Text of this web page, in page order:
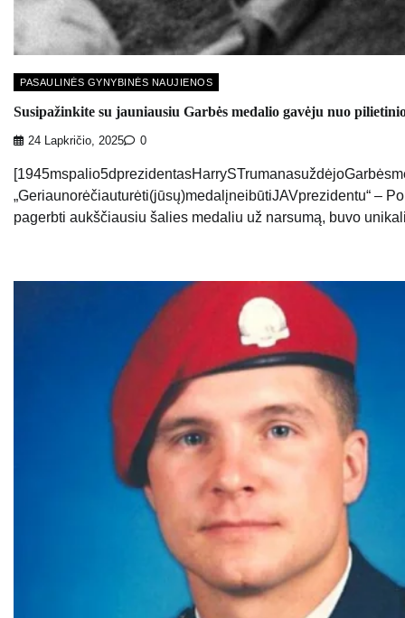
PASAULINĖS GYNYBINĖS NAUJIENOS
Susipažinkite su jauniausiu Garbės medalio gavėju nuo
24 Lapkričio, 2025 0
„Geriaunorėčiauturėti(jūsų)medalįneibūtiJAVprezidentu“ –
pagerbti aukščiausiu šalies medaliu už narsumą, buvo